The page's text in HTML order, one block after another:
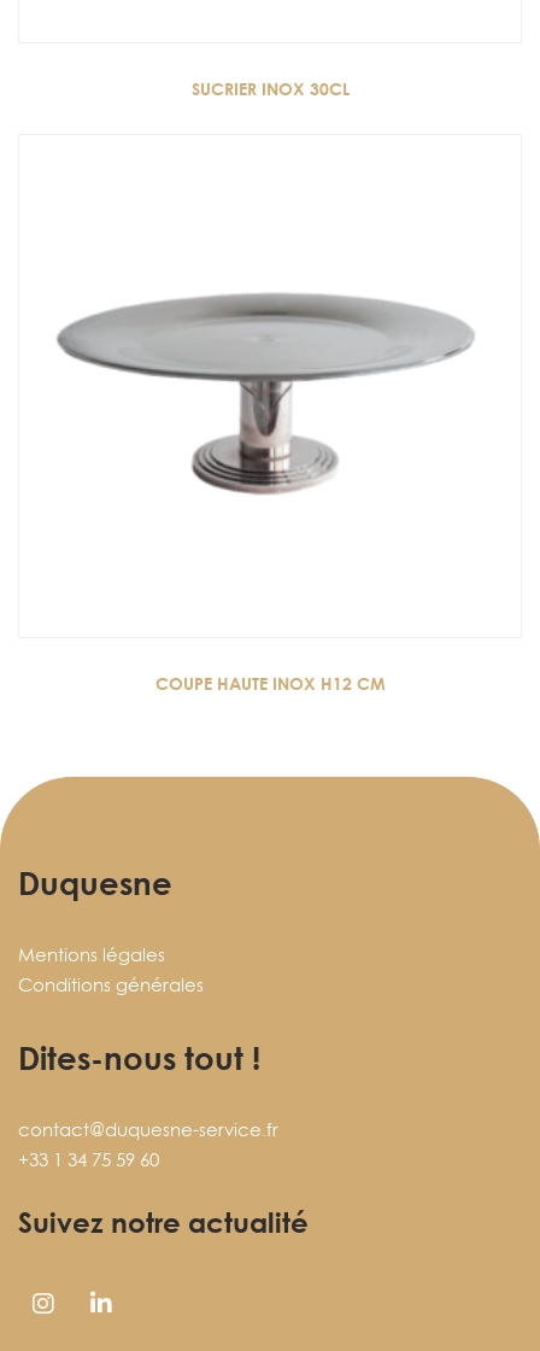
SUCRIER INOX 30CL
COUPE HAUTE INOX H12 CM
Duquesne
Mentions légales
Conditions générales
Dites-nous tout !
contact@duquesne-service.fr
+33 1 34 75 59 60
Suivez notre actualité